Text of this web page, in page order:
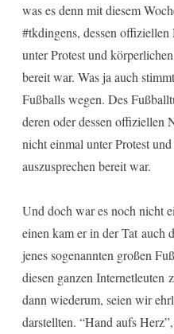
was es denn mit diesem
#tkdingens, dessen
unter Protest und
bereit war. Was ja auch
Fußballs wegen. Des
deren oder dessen offiziellen
nicht einmal unter Protest
auszusprechen bereit war.
Und doch war es noch nicht
einen kam er in der Tat auch
jenes sogenannten großen
diesen ganzen Internetleuten
dann wiederum, seien wir
darstellten. “Hand aufs